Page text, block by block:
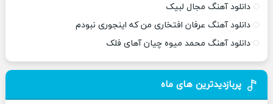
دانلود آهنگ مجال لبیک
دانلود آهنگ عرفان افتخاری من که اینجوری نبودم
دانلود آهنگ محمد میوه چیان آهای فلک
پربازدیدترین های ماه